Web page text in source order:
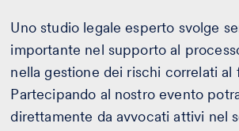
Uno studio legale esperto svolge
importante nel supporto al
nella gestione dei rischi correlati al
Partecipando al nostro evento
direttamente da avvocati attivi nel